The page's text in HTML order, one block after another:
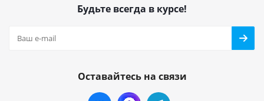
Будьте всегда в курсе!
Оставайтесь на связи